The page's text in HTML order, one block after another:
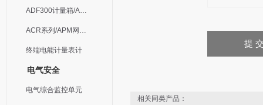
ADF300计量箱/AEW无线计量
ACR系列/APM网络电力仪表
终端电能计量表计
电气安全
电气综合监控单元
相关同类产品：